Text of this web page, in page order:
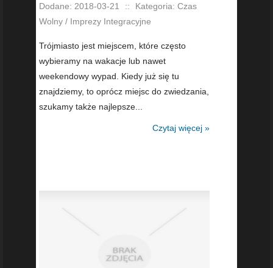
Dodane: 2018-03-21 ::
Kategoria: Czas
Wolny / Imprezy Integracyjne
Trójmiasto jest miejscem, które często
wybieramy na wakacje lub nawet
weekendowy wypad. Kiedy już się tu
znajdziemy, to oprócz miejsc do zwiedzania,
szukamy także najlepsze...
Czytaj więcej »